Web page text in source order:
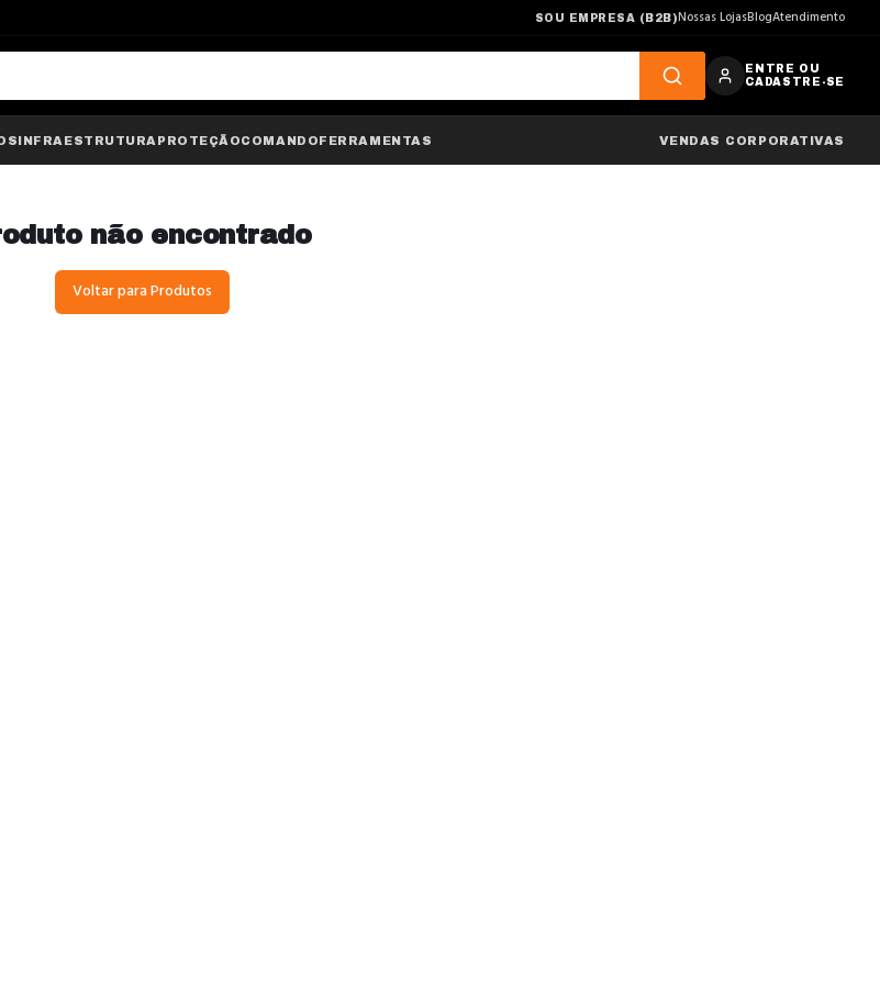
SOU EMPRESA (B2B)Nossas LojasBlogAtendimento
ENTRE OU
CADASTRE-SE
INFRAESTRUTURA PROTEÇÃOCOMANDOFERRAMENTAS VENDAS CORPORATIVAS
não encontrado
Voltar para Produtos